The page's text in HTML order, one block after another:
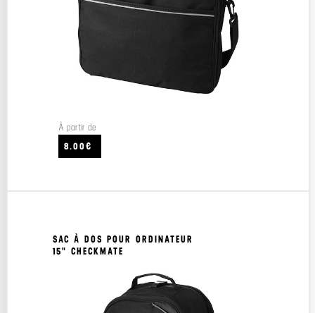
À partir de
8.00€
SAC À DOS POUR ORDINATEUR
15" CHECKMATE